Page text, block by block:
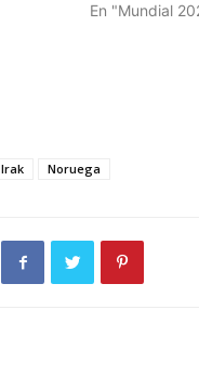
En "Mundial
Irak Noruega